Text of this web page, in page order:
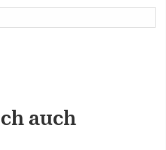
auch